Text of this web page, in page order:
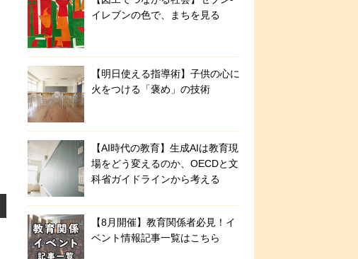
イレブンの色で、まちを見る
【明日使える指導術】子供の心に
火をつける「褒め」の技術
【AI時代の教育】生成AIは教育現
場をどう変えるのか、OECDと文
科省ガイドラインから考える
【8月開催】教育関係者必見！イ
ベント情報記事一覧はこちら